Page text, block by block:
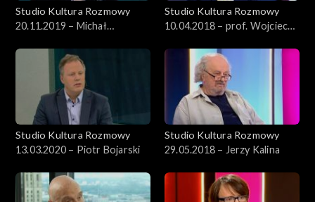
Studio Kultura Rozmowy
20.11.2019 – Michał
Studio Kultura Rozmowy
10.04.2018 – prof. Wojciech
Studio Kultura Rozmowy
13.03.2020 – Piotr Bojarski
Studio Kultura Rozmowy
29.05.2018 – Jerzy Kalina